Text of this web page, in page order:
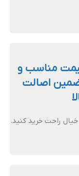
مناسب و
اصالت
خیال راحت خرید کنید.